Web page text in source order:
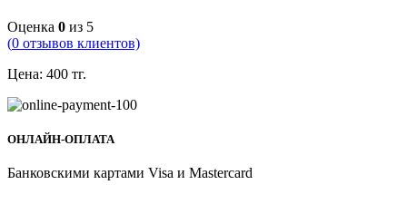
Оценка 0 из 5
(0 отзывов клиентов)
Цена: 400 тг.
ОНЛАЙН-ОПЛАТА
Банковскими картами Visa и Mastercard